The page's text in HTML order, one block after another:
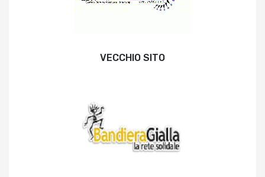
VECCHIO SITO